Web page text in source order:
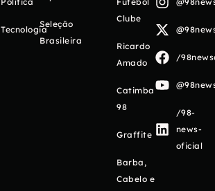
Tecnologia
Seleção
Brasileira
Clube
Ricardo
Amado
Catimba
98
Graffite
Barba,
Cabelo e
/
/98-
news-
oficial